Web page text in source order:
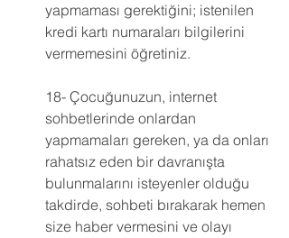
yapmaması gerektiğini; istenilen
kredi kartı numaraları bilgilerini
vermemesini öğretiniz.
18- Çocuğunuzun, internet
sohbetlerinde onlardan
yapmamaları gereken, ya da onları
rahatsız eden bir davranışta
bulunmalarını isteyenler olduğu
takdirde, sohbeti bırakarak hemen
size haber vermesini ve olayı